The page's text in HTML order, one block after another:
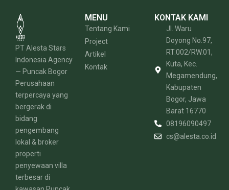
PT Alesta Stars
Indonesia Agency
— Puncak Bogor
Perusahaan
terpercaya yang
bergerak di
bidang
pengembang
lokal & broker
properti
penyewaan villa
terbesar di
MENU
Tentang Kami
Project
Artikel
Kontak
KONTAK KAMI
Jl. Waru
Doyong No.97,
RT.002/RW.01,
Kuta, Kec.
Megamendung,
Kabupaten
Bogor, Jawa
Barat 16770
08196090497
cs@alesta.co.id